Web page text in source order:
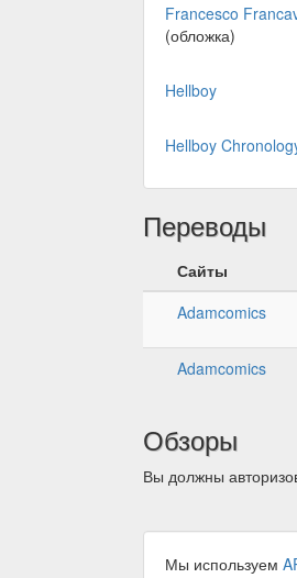
Francesco
(обложка)
Hellboy
Hellboy
Переводы
Сайты
Adamcomics
Adamcomics
Обзоры
Вы должны
Мы используем